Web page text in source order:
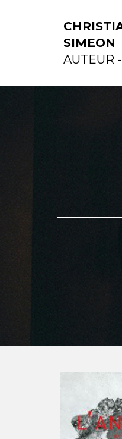
SIMEON
AUTEUR